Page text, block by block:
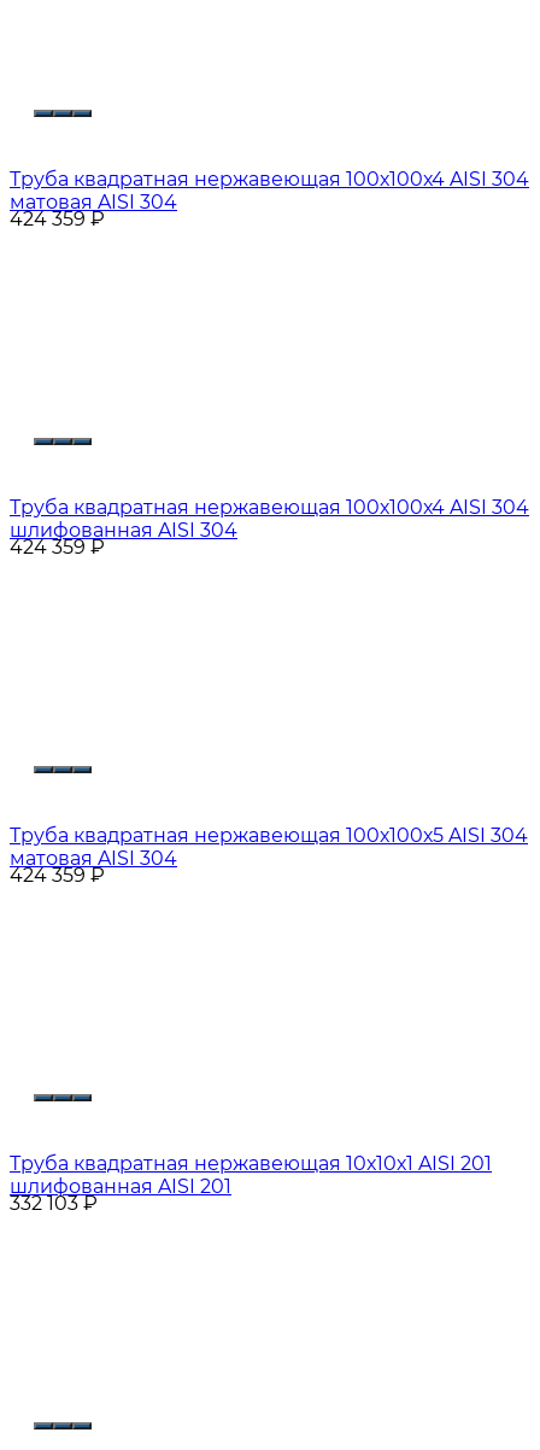
Труба квадратная нержавеющая 100х100х4 AISI 304
матовая AISI 304
424 359 ₽
Труба квадратная нержавеющая 100х100х4 AISI 304
шлифованная AISI 304
424 359 ₽
Труба квадратная нержавеющая 100х100х5 AISI 304
матовая AISI 304
424 359 ₽
Труба квадратная нержавеющая 10х10х1 AISI 201
шлифованная AISI 201
332 103 ₽